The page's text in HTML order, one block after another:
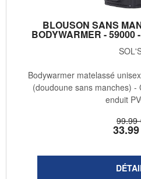
BLOUSON SANS
BODYWARMER - 59000
99.99
33.99
Bodywarmer matelassé
(doudoune sans manches) -
enduit